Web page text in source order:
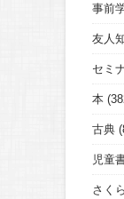
事前
友人
セミ
本
古典
児童
さく